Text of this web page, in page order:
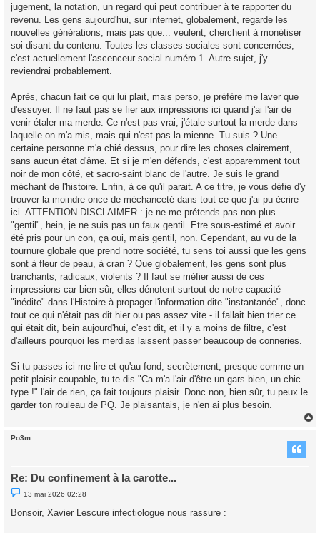
jugement, la notation, un regard qui peut contribuer à te rapporter du
revenu. Les gens aujourd'hui, sur internet, globalement, regarde les
nouvelles générations, mais pas que... veulent, cherchent à monétiser
soi-disant du contenu. Toutes les classes sociales sont concernées,
c'est actuellement l'ascenceur social numéro 1. Autre sujet, j'y
reviendrai probablement.
Après, chacun fait ce qui lui plait, mais perso, je préfère me laver que
d'essuyer. Il ne faut pas se fier aux impressions ici quand j'ai l'air de
venir étaler ma merde. Ce n'est pas vrai, j'étale surtout la merde dans
laquelle on m'a mis, mais qui n'est pas la mienne. Tu suis ? Une
certaine personne m'a chié dessus, pour dire les choses clairement,
sans aucun état d'âme. Et si je m'en défends, c'est apparemment tout
noir de mon côté, et sacro-saint blanc de l'autre. Je suis le grand
méchant de l'histoire. Enfin, à ce qu'il parait. A ce titre, je vous défie d'y
trouver la moindre once de méchanceté dans tout ce que j'ai pu écrire
ici. ATTENTION DISCLAIMER : je ne me prétends pas non plus
"gentil", hein, je ne suis pas un faux gentil. Etre sous-estimé et avoir
été pris pour un con, ça oui, mais gentil, non. Cependant, au vu de la
tournure globale que prend notre société, tu sens toi aussi que les gens
sont à fleur de peau, à cran ? Que globalement, les gens sont plus
tranchants, radicaux, violents ? Il faut se méfier aussi de ces
impressions car bien sûr, elles dénotent surtout de notre capacité
"inédite" dans l'Histoire à propager l'information dite "instantanée", donc
tout ce qui n'était pas dit hier ou pas assez vite - il fallait bien trier ce
qui était dit, bein aujourd'hui, c'est dit, et il y a moins de filtre, c'est
d'ailleurs pourquoi les merdias laissent passer beaucoup de conneries.
Si tu passes ici me lire et qu'au fond, secrètement, presque comme un
petit plaisir coupable, tu te dis "Ca m'a l'air d'être un gars bien, un chic
type !" l'air de rien, ça fait toujours plaisir. Donc non, bien sûr, tu peux le
garder ton rouleau de PQ. Je plaisantais, je n'en ai plus besoin.
Po3m
Re: Du confinement à la carotte...
M
e
s
13 mai 2026 02:28
Bonsoir, Xavier Lescure infectiologue nous rassure :